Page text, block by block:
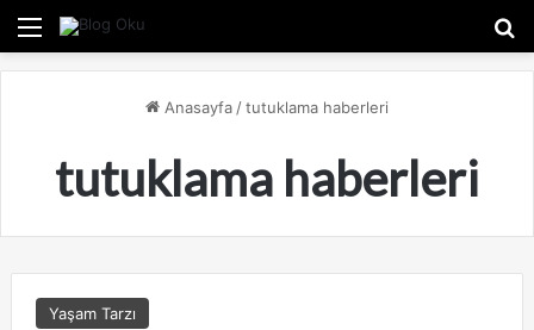
Menü
Anasayfa /tutuklama haberleri
tutuklama haberleri
Yaşam Tarzı